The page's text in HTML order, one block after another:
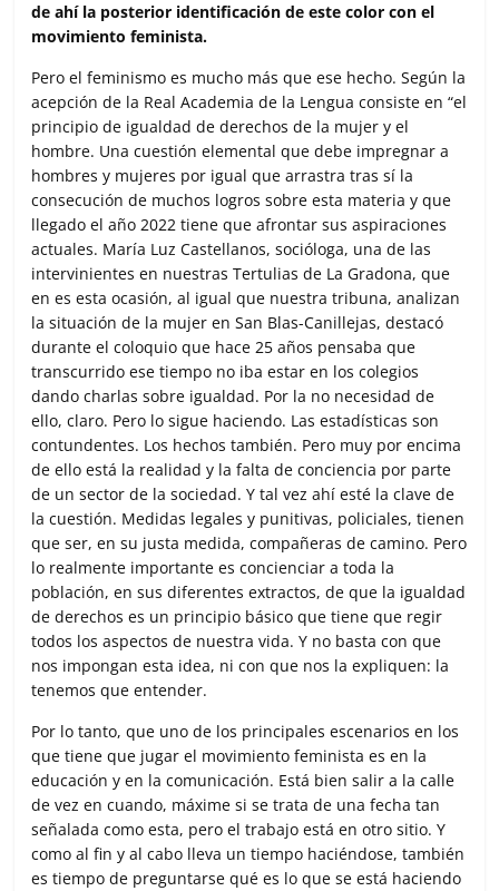
de ahí la posterior identificación de este color con el
movimiento feminista.
Pero el feminismo es mucho más que ese hecho. Según la
acepción de la Real Academia de la Lengua consiste en “el
principio de igualdad de derechos de la mujer y el
hombre. Una cuestión elemental que debe impregnar a
hombres y mujeres por igual que arrastra tras sí la
consecución de muchos logros sobre esta materia y que
llegado el año 2022 tiene que afrontar sus aspiraciones
actuales. María Luz Castellanos, socióloga, una de las
intervinientes en nuestras Tertulias de La Gradona, que
en es esta ocasión, al igual que nuestra tribuna, analizan
la situación de la mujer en San Blas-Canillejas, destacó
durante el coloquio que hace 25 años pensaba que
transcurrido ese tiempo no iba estar en los colegios
dando charlas sobre igualdad. Por la no necesidad de
ello, claro. Pero lo sigue haciendo. Las estadísticas son
contundentes. Los hechos también. Pero muy por encima
de ello está la realidad y la falta de conciencia por parte
de un sector de la sociedad. Y tal vez ahí esté la clave de
la cuestión. Medidas legales y punitivas, policiales, tienen
que ser, en su justa medida, compañeras de camino. Pero
lo realmente importante es concienciar a toda la
población, en sus diferentes extractos, de que la igualdad
de derechos es un principio básico que tiene que regir
todos los aspectos de nuestra vida. Y no basta con que
nos impongan esta idea, ni con que nos la expliquen: la
tenemos que entender.
Por lo tanto, que uno de los principales escenarios en los
que tiene que jugar el movimiento feminista es en la
educación y en la comunicación. Está bien salir a la calle
de vez en cuando, máxime si se trata de una fecha tan
señalada como esta, pero el trabajo está en otro sitio. Y
como al fin y al cabo lleva un tiempo haciéndose, también
es tiempo de preguntarse qué es lo que se está haciendo